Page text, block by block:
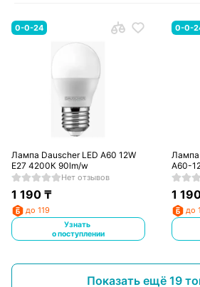
0-0-24
Лампа Dauscher LED A60 12W
E27 4200К 90lm/w
Нет отзывов
1 190₸
до 119
Узнать
о поступлении
0-0-
Лампа
A60-
1
до
Показать ещё 19